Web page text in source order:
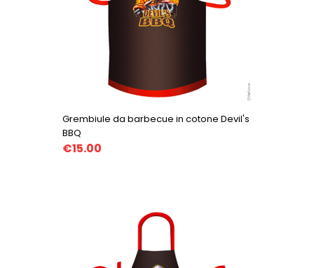
Grembiule da barbecue in cotone Devil's
BBQ
€15.00